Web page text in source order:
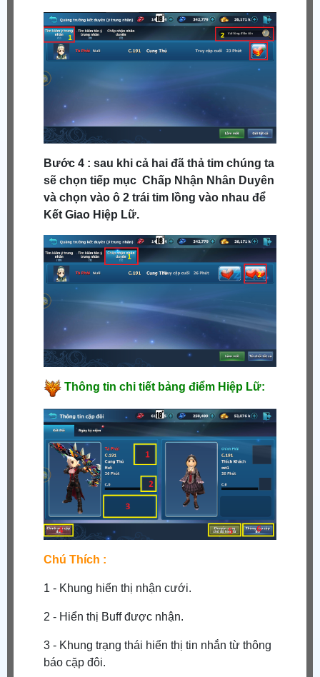
Bước 4 : sau khi cả hai đã thả tim chúng ta
sẽ chọn tiếp mục Chấp Nhận Nhân Duyên
và chọn vào ô 2 trái tim lồng vào nhau để
Kết Giao Hiệp Lữ.
Thông tin chi tiết bảng điểm Hiệp Lữ:
Chú Thích :
1 - Khung hiển thị nhận cưới.
2 - Hiển thị Buff được nhận.
3 - Khung trạng thái hiển thị tin nhắn từ thông
báo cặp đôi.